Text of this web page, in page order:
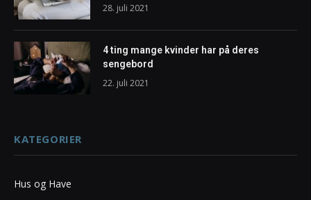
28. juli 2021
4 ting mange kvinder har på deres
sengebord
22. juli 2021
KATEGORIER
Hus og Have